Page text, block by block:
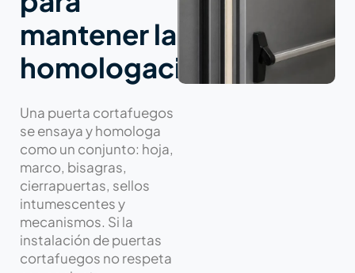
mantener la
homologación
Una puerta cortafuegos
se ensaya y homologa
como un conjunto: hoja,
marco, bisagras,
cierrapuertas, sellos
intumescentes y
mecanismos. Si la
instalación de puertas
cortafuegos no respeta